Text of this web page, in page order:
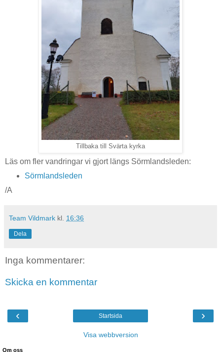
Tillbaka till Svärta kyrka
Läs om fler vandringar vi gjort längs Sörmlandsleden:
Sörmlandsleden
/A
Team Vildmark kl. 16:36
Dela
Inga kommentarer:
Skicka en kommentar
‹ ›
Startsida
Visa webbversion
Om oss